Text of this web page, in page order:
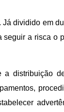
dividido em
a risca o
distribuição